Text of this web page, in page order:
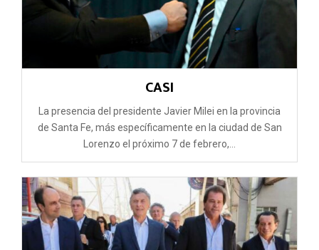
CASI
La presencia del presidente Javier Milei en la provincia
de Santa Fe, más específicamente en la ciudad de San
Lorenzo el próximo 7 de febrero,...